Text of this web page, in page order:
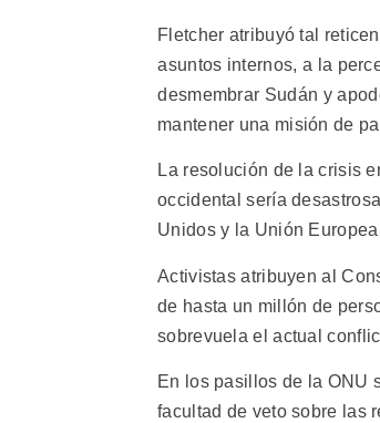
Fletcher atribuyó tal
asuntos internos, a la
desmembrar Sudán y
mantener una misión de
La resolución de la crisis
occidental sería
Unidos y la Unión Europea
Activistas atribuyen al
de hasta un millón de
sobrevuela el actual
En los pasillos de la ONU
facultad de veto sobre las